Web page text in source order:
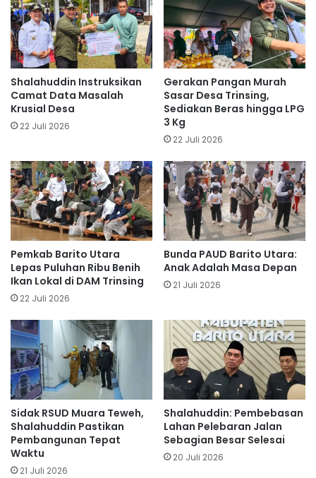
Shalahuddin Instruksikan
Camat Data Masalah
Krusial Desa
22 Juli 2026
Gerakan Pangan Murah
Sasar Desa Trinsing,
Sediakan Beras hingga LPG
3 Kg
22 Juli 2026
Pemkab Barito Utara
Lepas Puluhan Ribu Benih
Ikan Lokal di DAM Trinsing
22 Juli 2026
Bunda PAUD Barito Utara:
Anak Adalah Masa Depan
21 Juli 2026
Sidak RSUD Muara Teweh,
Shalahuddin Pastikan
Pembangunan Tepat
Waktu
21 Juli 2026
Shalahuddin: Pembebasan
Lahan Pelebaran Jalan
Sebagian Besar Selesai
20 Juli 2026